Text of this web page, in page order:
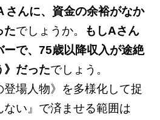
さんに、資金の余裕がなか
たでしょうか。
もしAさん
で、75歳以降収入が途絶
》だったでしょう。
場人物》を多様化して捉
ない』で済ませる範囲は